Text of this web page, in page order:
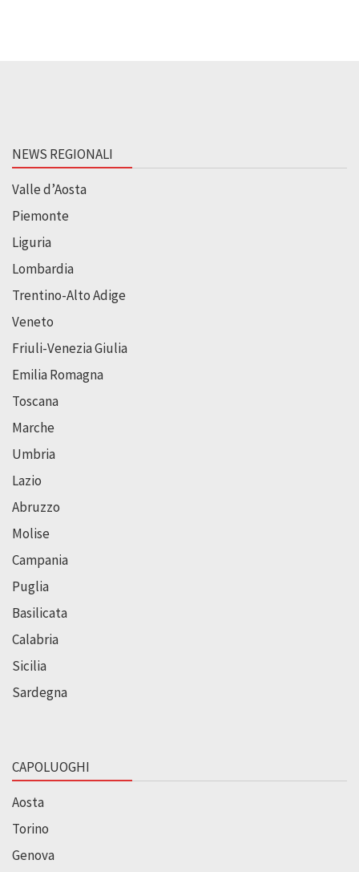
NEWS REGIONALI
Valle d’Aosta
Piemonte
Liguria
Lombardia
Trentino-Alto Adige
Veneto
Friuli-Venezia Giulia
Emilia Romagna
Toscana
Marche
Umbria
Lazio
Abruzzo
Molise
Campania
Puglia
Basilicata
Calabria
Sicilia
Sardegna
CAPOLUOGHI
Aosta
Torino
Genova